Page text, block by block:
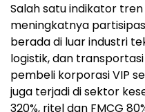
Salah satu indikator
meningkatnya
berada di luar industri
logistik, dan
pembeli korporasi VIP
juga terjadi di sektor
320%, ritel dan FMCG